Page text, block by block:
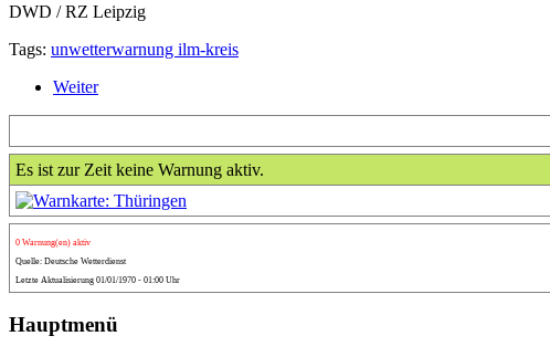
DWD / RZ Leipzig
Tags: unwetterwarnung ilm-kreis
Weiter
Es ist zur Zeit keine Warnung aktiv.
0 Warnung(en) aktiv
Quelle: Deutsche Wetterdienst
Letzte Aktualisierung 01/01/1970 - 01:00 Uhr
Hauptmenü